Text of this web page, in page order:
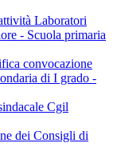
Laboratori
- Scuola primaria
convocazione
di I grado -
Cgil
dei Consigli di